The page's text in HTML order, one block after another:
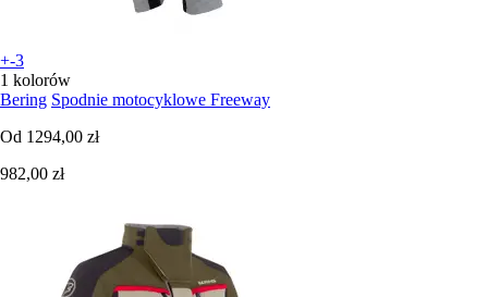
+-3
1 kolorów
Bering Spodnie motocyklowe Freeway
Od 1294,00 zł
982,00 zł